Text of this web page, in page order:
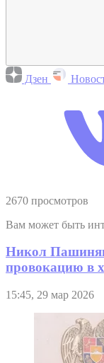
Дзен
2670 просмотров
Вам может быть
Никол
провокацию в
15:45, 29 мар 2026